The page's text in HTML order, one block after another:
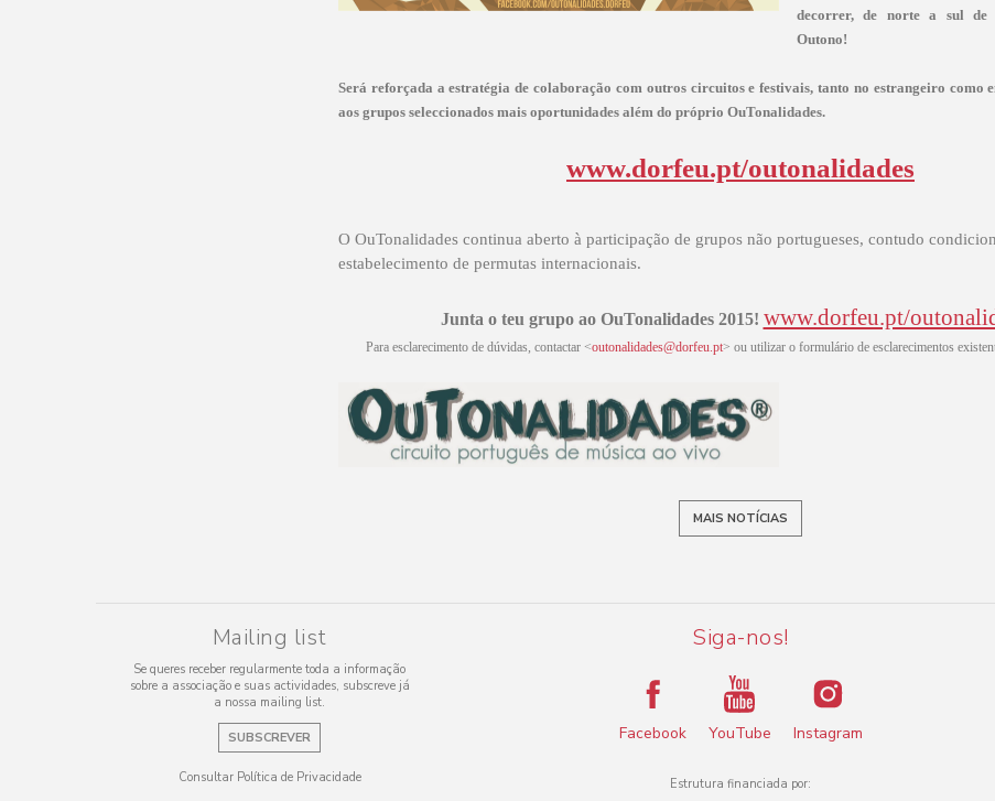
decorrer, de norte a sul de
Outono!
Será reforçada a estratégia de colaboração com outros circuitos e festivais, tanto no estrangeiro como
aos grupos seleccionados mais oportunidades além do próprio OuTonalidades.
www.dorfeu.pt/outonalidades
O OuTonalidades continua aberto à participação de grupos não portugueses, contudo
estabelecimento de permutas internacionais.
Junta o teu grupo ao OuTonalidades 2015! www.dorfeu.pt/
Para esclarecimento de dúvidas, contactar <outonalidades@dorfeu.pt> ou utilizar o formulário de esclarecimentos
MAIS NOTÍCIAS
Mailing list
Se queres receber regularmente toda a informação
sobre a associação e suas actividades, subscreve já
a nossa mailing list.
SUBSCREVER
Consultar Política de Privacidade
Siga-nos!
Facebook YouTube Instagram
Estrutura financiada por: